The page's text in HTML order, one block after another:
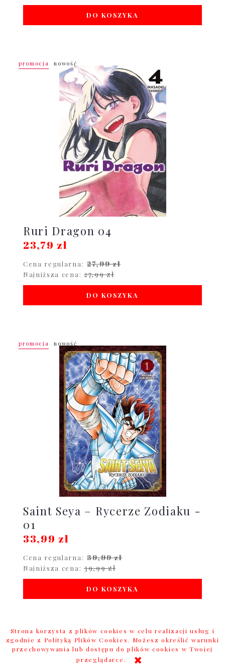
Strona korzysta z plików cookies w celu realizacji usług i
zgodnie z Polityką Plików Cookies. Możesz określić warunki
przechowywania lub dostępu do plików cookies w Twojej
przeglądarce.
DO KOSZYKA
Ruri Dragon 04
23,79 zł
Cena regularna: 27,99 zł
Najniższa cena: 27,99 zł
DO KOSZYKA
promocja nowość
Saint Seya – Rycerze Zodiaku -
01
33,99 zł
Cena regularna: 39,99 zł
Najniższa cena: 39,99 zł
DO KOSZYKA
promocja nowość
promocja